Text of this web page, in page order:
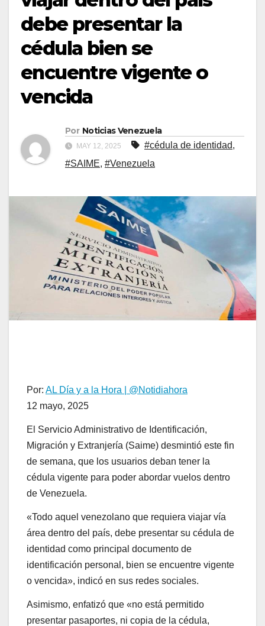
debe presentar la
cédula bien se
encuentre vigente o
vencida
Por Noticias Venezuela
MAY 12, 2025 #cédula de identidad,
#SAIME, #Venezuela
Por: AL Día y a la Hora | @Notidiahora
12 mayo, 2025
El Servicio Administrativo de Identificación,
Migración y Extranjería (Saime) desmintió este fin
de semana, que los usuarios deban tener la
cédula vigente para poder abordar vuelos dentro
de Venezuela.
«Todo aquel venezolano que requiera viajar vía
área dentro del país, debe presentar su cédula de
identidad como principal documento de
identificación personal, bien se encuentre vigente
o vencida», indicó en sus redes sociales.
Asimismo, enfatizó que «no está permitido
presentar pasaportes, ni copia de la cédula,